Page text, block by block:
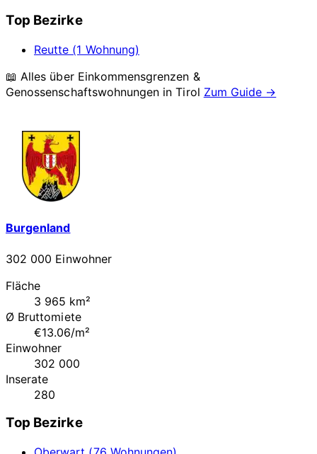
Top Bezirke
Reutte (1 Wohnung)
📖 Alles über Einkommensgrenzen &
Genossenschaftswohnungen inTirol Zum Guide →
Burgenland
302 000 Einwohner
Fläche
3 965 km²
Ø Bruttomiete
€13.06/m²
Einwohner
302 000
Inserate
280
Top Bezirke